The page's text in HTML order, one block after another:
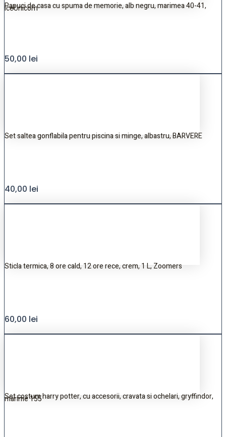
Papuci de casa cu spuma de memorie, alb negru, marimea 40-41,
IceUnicorn
50,00 lei
Set saltea gonflabila pentru piscina si minge, albastru, BARVERE
40,00 lei
Sticla termica, 8 ore cald, 12 ore rece, crem, 1 L, Zoomers
60,00 lei
Set costum harry potter, cu accesorii, cravata si ochelari, gryffindor,
marime 155